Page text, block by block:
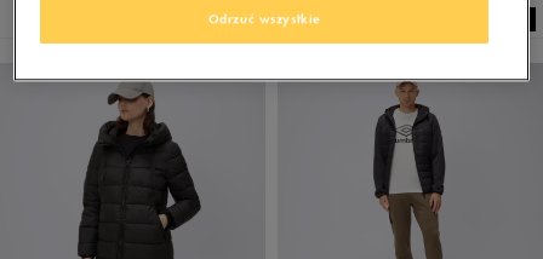
Odrzuć wszystkie